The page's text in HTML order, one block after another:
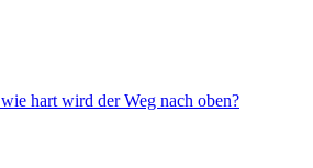
hart wird der Weg nach oben?